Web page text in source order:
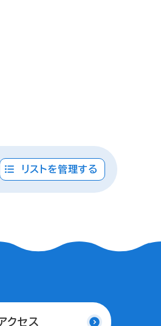
リストを管理する
クセス